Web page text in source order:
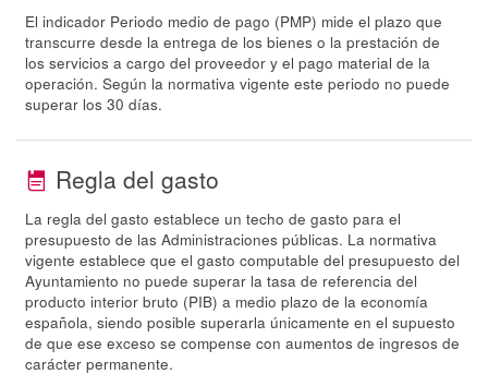
El indicador Periodo medio de pago (PMP) mide el plazo que
transcurre desde la entrega de los bienes o la prestación de
los servicios a cargo del proveedor y el pago material de la
operación. Según la normativa vigente este periodo no puede
superar los 30 días.
Regla del gasto
La regla del gasto establece un techo de gasto para el
presupuesto de las Administraciones públicas. La normativa
vigente establece que el gasto computable del presupuesto del
Ayuntamiento no puede superar la tasa de referencia del
producto interior bruto (PIB) a medio plazo de la economía
española, siendo posible superarla únicamente en el supuesto
de que ese exceso se compense con aumentos de ingresos de
carácter permanente.